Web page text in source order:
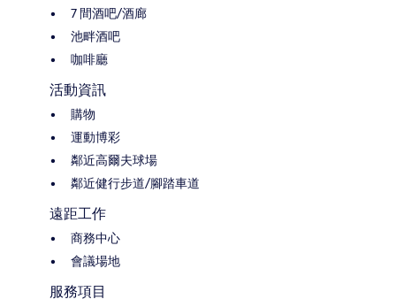
7 間酒吧/酒廊
池畔酒吧
咖啡廳
活動資訊
購物
運動博彩
鄰近高爾夫球場
鄰近健行步道/腳踏車道
遠距工作
商務中心
會議場地
服務項目